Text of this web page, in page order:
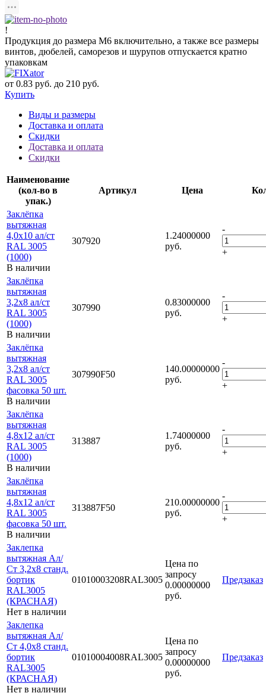
!
Продукция до размера М6 включительно, а также все размеры
винтов, дюбелей, саморезов и шурупов отпускается кратно
упаковкам
от 0.83 руб. до 210 руб.
Купить
Виды и размеры
Доставка и оплата
Скидки
Доставка и оплата
Скидки
Наименование
(кол-во в
упак.)
Артикул Цена
Заклёпка
вытяжная
4,0х10 ал/ст
RAL 3005
(1000)
В наличии
307920
1.24000000
руб.
-
+
Заклёпка
вытяжная
3,2х8 ал/ст
RAL 3005
(1000)
В наличии
307990
0.83000000
руб.
-
+
Заклёпка
вытяжная
3,2х8 ал/ст
RAL 3005
фасовка 50 шт.
В наличии
307990F50
140.00000000
руб.
-
+
Заклёпка
вытяжная
4,8х12 ал/ст
RAL 3005
(1000)
В наличии
313887
1.74000000
руб.
-
+
Заклёпка
вытяжная
4,8х12 ал/ст
RAL 3005
фасовка 50 шт.
В наличии
313887F50
210.00000000
руб.
-
+
Заклепка
вытяжная Ал/
Ст 3,2х8 станд.
бортик
RAL3005
(КРАСНАЯ)
Нет в наличии
01010003208RAL3005
Цена по
запросу
0.00000000
руб.
Предзаказ
Заклепка
вытяжная Ал/
Ст 4,0х8 станд.
бортик
RAL3005
(КРАСНАЯ)
Нет в наличии
01010004008RAL3005
Цена по
запросу
0.00000000
руб.
Предзаказ